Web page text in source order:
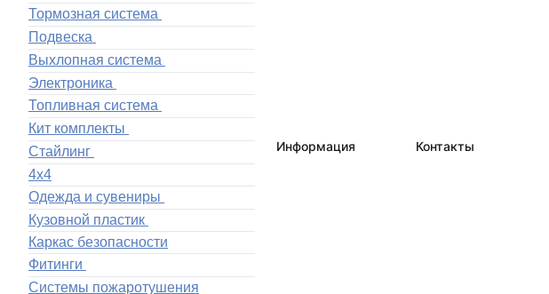
Тормозная система
Подвеска
Выхлопная система
Электроника
Топливная система
Кит комплекты
Стайлинг
4x4
Одежда и сувениры
Кузовной пластик
Каркас безопасности
Фитинги
Системы пожаротушения
Информация Контакты